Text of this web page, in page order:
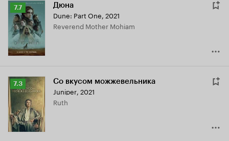
Рейтинг
Кинопоиска
7.7
7.7 Дюна
Dune: Part One, 2021
Reverend Mother Mohiam
Рейтинг
Кинопоиска
7.3
7.3 Со вкусом можжевельника
Juniper, 2021
Ruth